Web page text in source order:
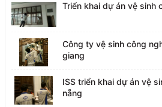
Triển khai dự án vệ sinh
Công ty vệ sinh công
giang
ISS triển khai dự án vệ
nẵng